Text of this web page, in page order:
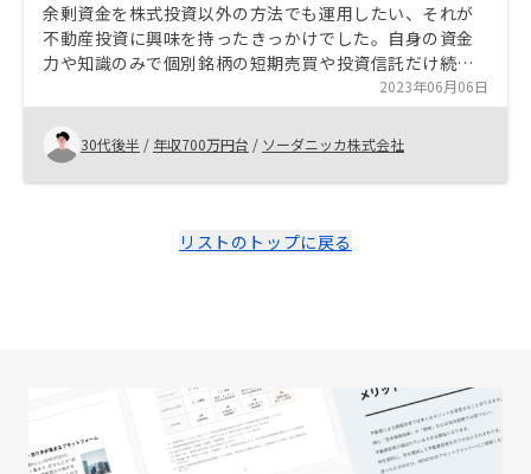
余剰資金を株式投資以外の方法でも運用したい、それが
不動産投資に興味を持ったきっかけでした。自身の資金
力や知識のみで個別銘柄の短期売買や投資信託だけ続け
て築ける資産の額には限界があると感じていたためで
す。 リノシーでの購入を決めた理由は、営業担当者の丁
寧で親身な対応と説得力のある説明に信頼を覚えたこと
と、隙のない管理プラン(グループ内で全ての管理業務を
一貫して行う等)、また上場企業であることも背中を押し
が必要と考えます。その点、自身の信用力を資金に変え
2023年06月06日
30代後半 / 年収700万円台 / ソーダニッカ株式会社
リストのトップに戻る